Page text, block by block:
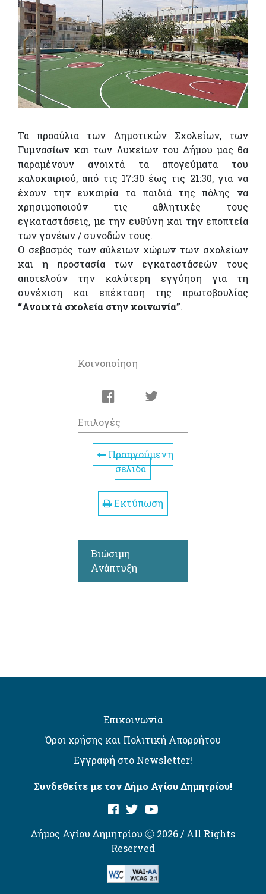
Τα προαύλια των Δημοτικών Σχολείων, των
Γυμνασίων και των Λυκείων του Δήμου μας θα
παραμένουν ανοιχτά τα απογεύματα του
καλοκαιριού, από τις 17:30 έως τις 21:30, για να
έχουν την ευκαιρία τα παιδιά της πόλης να
χρησιμοποιούν τις αθλητικές τους
εγκαταστάσεις, με την ευθύνη και την εποπτεία
των γονέων / συνοδών τους.
Ο σεβασμός των αύλειων χώρων των σχολείων
και η προστασία των εγκαταστάσεών τους
αποτελούν την καλύτερη εγγύηση για τη
συνέχιση και επέκταση της πρωτοβουλίας
“Ανοιχτά σχολεία στην κοινωνία”.
Κοινοποίηση
Επιλογές
Προηγούμενη
σελίδα
Εκτύπωση
Βιώσιμη
Ανάπτυξη
Επικοινωνία
Όροι χρήσης και Πολιτική Απορρήτου
Εγγραφή στο Newsletter!
Συνδεθείτε με τον Δήμο Αγίου Δημητρίου!
Δήμος Αγίου Δημητρίου Ⓒ 2026 / All Rights
Reserved